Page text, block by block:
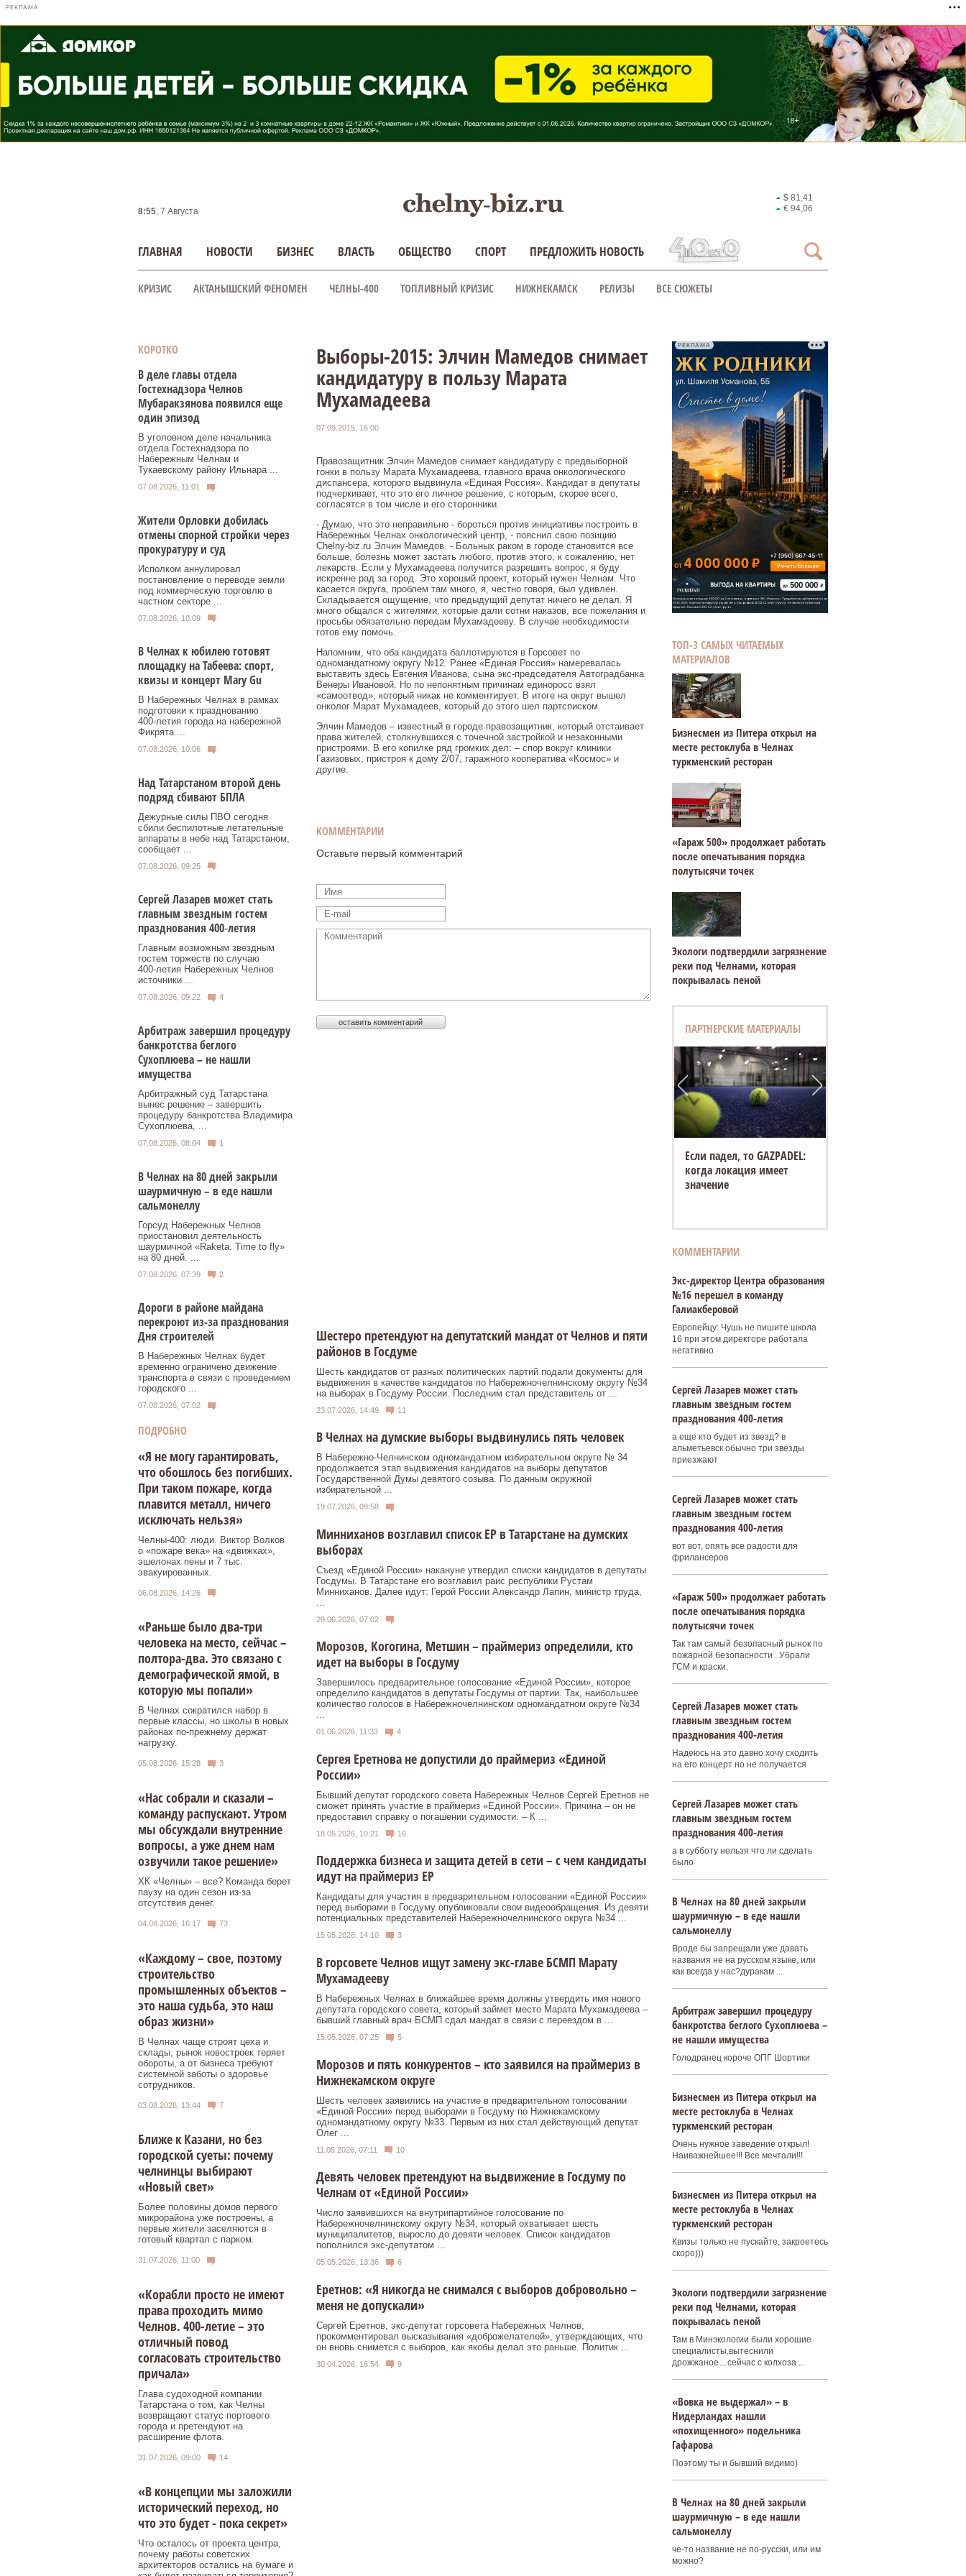
РЕКЛАМА
8:55, 7 Августа
$ 81,41
€ 94,06
ГЛАВНАЯ НОВОСТИ БИЗНЕС ВЛАСТЬ ОБЩЕСТВО СПОРТ ПРЕДЛОЖИТЬ НОВОСТЬ
КРИЗИС АКТАНЫШСКИЙ ФЕНОМЕН ЧЕЛНЫ-400 ТОПЛИВНЫЙ КРИЗИС НИЖНЕКАМСК РЕЛИЗЫ ВСЕ СЮЖЕТЫ
КОРОТКО
В деле главы отдела
Гостехнадзора Челнов
Мубаракзянова появился еще
один эпизод
В уголовном деле начальника
отдела Гостехнадзора по
Набережным Челнам и
Тукаевскому району Ильнара ...
07.08.2026, 11:01
Жители Орловки добилась
отмены спорной стройки через
прокуратуру и суд
Исполком аннулировал
постановление о переводе земли
под коммерческую торговлю в
частном секторе ...
07.08.2026, 10:09
В Челнах к юбилею готовят
площадку на Табеева: спорт,
квизы и концерт Mary Gu
В Набережных Челнах в рамках
подготовки к празднованию
400‑летия города на набережной
Фикрята ...
07.08.2026, 10:06
Над Татарстаном второй день
подряд сбивают БПЛА
Дежурные силы ПВО сегодня
сбили беспилотные летательные
аппараты в небе над Татарстаном,
сообщает ...
07.08.2026, 09:25
Сергей Лазарев может стать
главным звездным гостем
празднования 400‑летия
Главным возможным звездным
гостем торжеств по случаю
400‑летия Набережных Челнов
источники ...
07.08.2026, 09:22 4
Арбитраж завершил процедуру
банкротства беглого
Сухоплюева – не нашли
имущества
Арбитражный суд Татарстана
вынес решение – завершить
процедуру банкротства Владимира
Сухоплюева, ...
07.08.2026, 08:04 1
В Челнах на 80 дней закрыли
шаурмичную – в еде нашли
сальмонеллу
Горсуд Набережных Челнов
приостановил деятельность
шаурмичной «Raketa. Time to fly»
на 80 дней. ...
07.08.2026, 07:39 2
Дороги в районе майдана
перекроют из-за празднования
Дня строителей
В Набережных Челнах будет
временно ограничено движение
транспорта в связи с проведением
городского ...
07.08.2026, 07:02
ПОДРОБНО
«Я не могу гарантировать,
что обошлось без погибших.
При таком пожаре, когда
плавится металл, ничего
исключать нельзя»
Челны-400: люди. Виктор Волков
о «пожаре века» на «движках»,
эшелонах пены и 7 тыс.
эвакуированных.
06.08.2026, 14:26
«Раньше было два-три
человека на место, сейчас –
полтора-два. Это связано с
демографической ямой, в
которую мы попали»
В Челнах сократился набор в
первые классы, но школы в новых
районах по-прежнему держат
нагрузку.
05.08.2026, 15:28 3
«Нас собрали и сказали –
команду распускают. Утром
мы обсуждали внутренние
вопросы, а уже днем нам
озвучили такое решение»
ХК «Челны» – все? Команда берет
паузу на один сезон из-за
отсутствия денег.
04.08.2026, 16:17 73
«Каждому – свое, поэтому
строительство
промышленных объектов –
это наша судьба, это наш
образ жизни»
В Челнах чаще строят цеха и
склады, рынок новостроек теряет
обороты, а от бизнеса требуют
системной заботы о здоровье
сотрудников.
03.08.2026, 13:44 7
Ближе к Казани, но без
городской суеты: почему
челнинцы выбирают
«Новый свет»
Более половины домов первого
микрорайона уже построены, а
первые жители заселяются в
готовый квартал с парком.
31.07.2026, 11:00
«Корабли просто не имеют
права проходить мимо
Челнов. 400-летие – это
отличный повод
согласовать строительство
причала»
Глава судоходной компании
Татарстана о том, как Челны
возвращают статус портового
города и претендуют на
расширение флота.
31.07.2026, 09:00 14
«В концепции мы заложили
исторический переход, но
что это будет - пока секрет»
Что осталось от проекта центра,
почему работы советских
архитекторов остались на бумаге и
Выборы-2015: Элчин Мамедов снимает
кандидатуру в пользу Марата
Мухамадеева
07.09.2015, 16:00
Правозащитник Элчин Мамедов снимает кандидатуру с предвыборной
гонки в пользу Марата Мухамадеева, главного врача онкологического
диспансера, которого выдвинула «Единая Россия». Кандидат в депутаты
подчеркивает, что это его личное решение, с которым, скорее всего,
согласятся в том числе и его сторонники.
- Думаю, что это неправильно - бороться против инициативы построить в
Набережных Челнах онкологический центр, - пояснил свою позицию
Chelny-biz.ru Элчин Мамедов. - Больных раком в городе становится все
больше, болезнь может застать любого, против этого, к сожалению, нет
лекарств. Если у Мухамадеева получится разрешить вопрос, я буду
искренне рад за город. Это хороший проект, который нужен Челнам. Что
касается округа, проблем там много, я, честно говоря, был удивлен.
Складывается ощущение, что предыдущий депутат ничего не делал. Я
много общался с жителями, которые дали сотни наказов, все пожелания и
просьбы обязательно передам Мухамадееву. В случае необходимости
готов ему помочь.
Напомним, что оба кандидата баллотируются в Горсовет по
одномандатному округу №12. Ранее «Единая Россия» намеревалась
выставить здесь Евгения Иванова, сына экс-председателя Автоградбанка
Венеры Ивановой. Но по непонятным причинам единоросс взял
«самоотвод», который никак не комментирует. В итоге на округ вышел
онколог Марат Мухамадеев, который до этого шел партсписком.
Элчин Мамедов – известный в городе правозащитник, который отстаивает
права жителей, столкнувшихся с точечной застройкой и незаконными
пристроями. В его копилке ряд громких дел: – спор вокруг клиники
Газизовых, пристроя к дому 2/07, гаражного кооператива «Космос» и
другие.
КОММЕНТАРИИ
Оставьте первый комментарий
Шестеро претендуют на депутатский мандат от Челнов и пяти
районов в Госдуме
Шесть кандидатов от разных политических партий подали документы для
выдвижения в качестве кандидатов по Набережночелнинскому округу №34
на выборах в Госдуму России. Последним стал представитель от ...
23.07.2026, 14:49 11
В Челнах на думские выборы выдвинулись пять человек
В Набережно‑Челнинском одномандатном избирательном округе № 34
продолжается этап выдвижения кандидатов на выборы депутатов
Государственной Думы девятого созыва. По данным окружной
избирательной ...
19.07.2026, 09:58
Минниханов возглавил список ЕР в Татарстане на думских
выборах
Съезд «Единой России» накануне утвердил списки кандидатов в депутаты
Госдумы. В Татарстане его возглавил раис республики Рустам
Минниханов. Далее идут: Герой России Александр Лапин, министр труда,
29.06.2026, 07:02
Морозов, Когогина, Метшин – праймериз определили, кто
идет на выборы в Госдуму
Завершилось предварительное голосование «Единой России», которое
определило кандидатов в депутаты Госдумы от партии. Так, наибольшее
количество голосов в Набережночелнинском одномандатном округе №34
...
01.06.2026, 11:33 4
Сергея Еретнова не допустили до праймериз «Единой
России»
Бывший депутат городского совета Набережных Челнов Сергей Еретнов не
сможет принять участие в праймериз «Единой России». Причина – он не
предоставил справку о погашении судимости. – К ...
18.05.2026, 10:21 16
Поддержка бизнеса и защита детей в сети – с чем кандидаты
идут на праймериз ЕР
Кандидаты для участия в предварительном голосовании «Единой России»
перед выборами в Госдуму опубликовали свои видеообращения. Из девяти
потенциальных представителей Набережночелнинского округа №34 ...
15.05.2026, 14:10 3
В горсовете Челнов ищут замену экс-главе БСМП Марату
Мухамадееву
В Набережных Челнах в ближайшее время должны утвердить имя нового
депутата городского совета, который займет место Марата Мухамадеева –
бывший главный врач БСМП сдал мандат в связи с переездом в ...
15.05.2026, 07:25 5
Морозов и пять конкурентов – кто заявился на праймериз в
Нижнекамском округе
Шесть человек заявились на участие в предварительном голосовании
«Единой России» перед выборами в Госдуму по Нижнекамскому
одномандатному округу №33. Первым из них стал действующий депутат
Олег ...
11.05.2026, 07:11 10
Девять человек претендуют на выдвижение в Госдуму по
Челнам от «Единой России»
Число заявившихся на внутрипартийное голосование по
Набережночелнинскому округу №34, который охватывает шесть
муниципалитетов, выросло до девяти человек. Список кандидатов
пополнился экс-депутатом ...
05.05.2026, 13:36 6
Еретнов: «Я никогда не снимался с выборов добровольно –
меня не допускали»
Сергей Еретнов, экс‑депутат горсовета Набережных Челнов,
прокомментировал высказывания «доброжелателей», утверждающих, что
он вновь снимется с выборов, как якобы делал это раньше. Политик ...
30.04.2026, 16:54 9
РЕКЛАМА
ТОП-3 САМЫХ ЧИТАЕМЫХ
МАТЕРИАЛОВ
Бизнесмен из Питера открыл на
месте рестоклуба в Челнах
туркменский ресторан
«Гараж 500» продолжает работать
после опечатывания порядка
полутысячи точек
Экологи подтвердили загрязнение
реки под Челнами, которая
покрывалась пеной
ПАРТНЕРСКИЕ МАТЕРИАЛЫ
Если падел, то GAZPADEL:
когда локация имеет
значение
КОММЕНТАРИИ
Экс-директор Центра образования
№16 перешел в команду
Галиакберовой
Европейцу: Чушь не пишите школа
16 при этом директоре работала
негативно
Сергей Лазарев может стать
главным звездным гостем
празднования 400‑летия
а еще кто будет из звезд? в
альметьевск обычно три звезды
приезжают
Сергей Лазарев может стать
главным звездным гостем
празднования 400‑летия
вот вот, опять все радости для
фрилансеров
«Гараж 500» продолжает работать
после опечатывания порядка
полутысячи точек
Так там самый безопасный рынок по
пожарной безопасности . Убрали
ГСМ и краски.
Сергей Лазарев может стать
главным звездным гостем
празднования 400‑летия
Надеюсь на это давно хочу сходить
на его концерт но не получается
Сергей Лазарев может стать
главным звездным гостем
празднования 400‑летия
а в субботу нельзя что ли сделать
было
В Челнах на 80 дней закрыли
шаурмичную – в еде нашли
сальмонеллу
Вроде бы запрещали уже давать
названия не на русском языке, или
как всегда у нас?дуракам ...
Арбитраж завершил процедуру
банкротства беглого Сухоплюева –
не нашли имущества
Голодранец короче ОПГ Шортики
Бизнесмен из Питера открыл на
месте рестоклуба в Челнах
туркменский ресторан
Очень нужное заведение открыл!
Наиважнейшее!!! Все мечтали!!!
Бизнесмен из Питера открыл на
месте рестоклуба в Челнах
туркменский ресторан
Квизы только не пускайте, закроетесь
скоро)))
Экологи подтвердили загрязнение
реки под Челнами, которая
покрывалась пеной
Там в Минэкологии были хорошие
специалисты,вытеснили
дрожжаное…сейчас с колхоза ...
«Вовка не выдержал» – в
Нидерландах нашли
«похищенного» подельника
Гафарова
Поэтому ты и бывший видимо)
В Челнах на 80 дней закрыли
шаурмичную – в еде нашли
сальмонеллу
че-то название не по-русски, или им
можно?